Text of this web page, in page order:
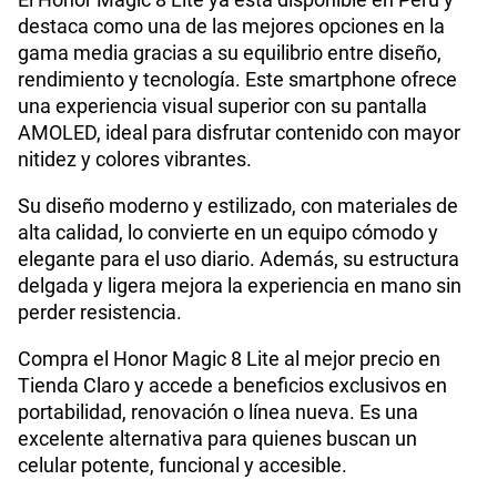
Paga solo
S/ 159.90 S/79.95
50% dto. x 12 meses
Paga solo
185GB en alta velocidad
S/ 189.90 S/94.95
50% dto. x 12 meses
Paga solo
S/ 289.90 S/144.95
50% dto. x 12 meses
Ver menos planes
Procesador Qualcomm Snapdragon 6 Gen 4
Tamaño de Pantalla 6.79
WiFI
Peso
Bluetooth
Cámara de fotos Principal
destaca como una de las mejores opciones en la
gama media gracias a su equilibrio entre diseño,
rendimiento y tecnología. Este smartphone ofrece
una experiencia visual superior con su pantalla
AMOLED, ideal para disfrutar contenido con mayor
nitidez y colores vibrantes.
Su diseño moderno y estilizado, con materiales de
alta calidad, lo convierte en un equipo cómodo y
elegante para el uso diario. Además, su estructura
delgada y ligera mejora la experiencia en mano sin
perder resistencia.
Compra el Honor Magic 8 Lite al mejor precio en
Tienda Claro y accede a beneficios exclusivos en
portabilidad, renovación o línea nueva. Es una
excelente alternativa para quienes buscan un
celular potente, funcional y accesible.